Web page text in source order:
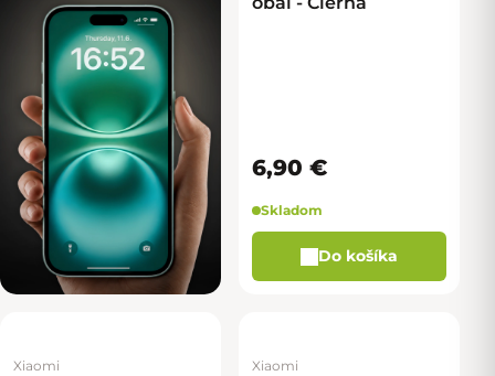
6,90 €
Skladom
Do košíka
Xiaomi Xiaomi